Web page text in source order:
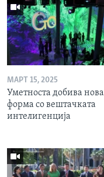
МАРТ 15, 2025
Уметноста добива нова
форма со вештачката
интелигенција